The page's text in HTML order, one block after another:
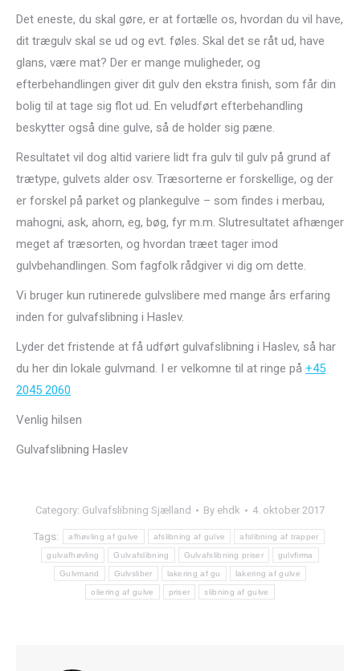
Det eneste, du skal gøre, er at fortælle os, hvordan du vil have,
dit trægulv skal se ud og evt. føles. Skal det se råt ud, have
glans, være mat? Der er mange muligheder, og
efterbehandlingen giver dit gulv den ekstra finish, som får din
bolig til at tage sig flot ud. En veludført efterbehandling
beskytter også dine gulve, så de holder sig pæne.
Resultatet vil dog altid variere lidt fra gulv til gulv på grund af
trætype, gulvets alder osv. Træsorterne er forskellige, og der
er forskel på parket og plankegulve – som findes i merbau,
mahogni, ask, ahorn, eg, bøg, fyr m.m. Slutresultatet afhænger
meget af træsorten, og hvordan træet tager imod
gulvbehandlingen. Som fagfolk rådgiver vi dig om dette.
Vi bruger kun rutinerede gulvslibere med mange års erfaring
inden for gulvafslibning i Haslev.
Lyder det fristende at få udført gulvafslibning i Haslev, så har
du her din lokale gulvmand. I er velkomne til at ringe på +45
2045 2060
Venlig hilsen
Gulvafslibning Haslev
Category: Gulvafslibning Sjælland By ehdk 4. oktober 2017
Tags: afhøvling af gulve afslibning af gulve afslibning af trapper
gulvafhøvling Gulvafslibning Gulvafslibning priser gulvfirma
Gulvmand Gulvsliber lakering af gu lakering af gulve
oliering af gulve priser slibning af gulve